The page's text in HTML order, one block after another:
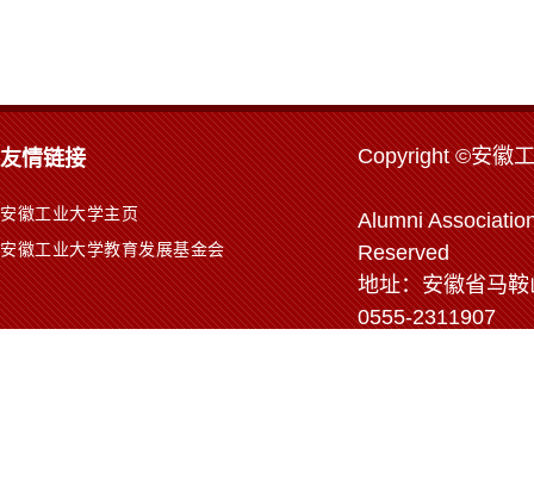
友情链接
安徽工业大学主页
安徽工业大学教育发展基金会
Copyright ©安徽工
Alumni
Reserved
地址：安徽省马
0555-2311907